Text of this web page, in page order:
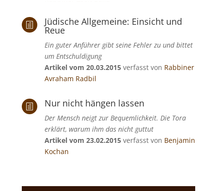
h Jüdische Allgemeine: Einsicht und
Reue
Ein guter Anführer gibt seine Fehler zu und bittet
um Entschuldigung
Artikel vom 20.03.2015verfasst von Rabbiner
Avraham Radbil
h Nur nicht hängen lassen
Der Mensch neigt zur Bequemlichkeit. Die Tora
erklärt, warum ihm das nicht guttut
Artikel vom 23.02.2015verfasst von Benjamin
Kochan